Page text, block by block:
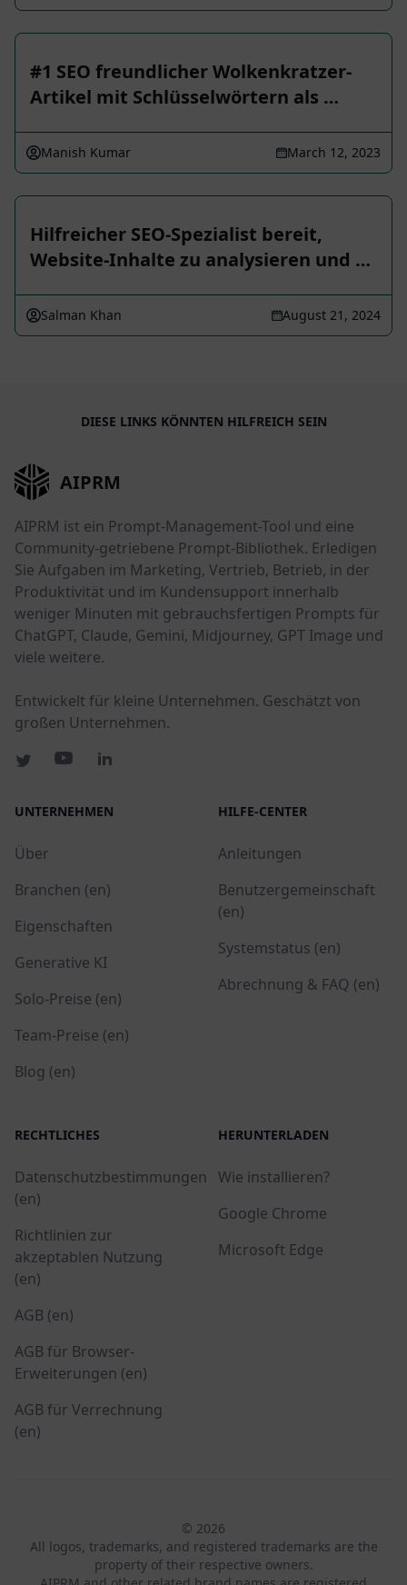
#1 SEO freundlicher Wolkenkratzer-
Artikel mit Schlüsselwörtern als …
Manish Kumar March 12, 2023
Hilfreicher SEO-Spezialist bereit,
Website-Inhalte zu analysieren und …
Salman Khan August 21, 2024
DIESE LINKS KÖNNTEN HILFREICH SEIN
AIPRM
AIPRM ist ein Prompt-Management-Tool und eine
Community-getriebene Prompt-Bibliothek. Erledigen
Sie Aufgaben im Marketing, Vertrieb, Betrieb, in der
Produktivität und im Kundensupport innerhalb
weniger Minuten mit gebrauchsfertigen Prompts für
ChatGPT, Claude, Gemini, Midjourney, GPT Image und
viele weitere.
Entwickelt für kleine Unternehmen. Geschätzt von
großen Unternehmen.
UNTERNEHMEN
Über
Branchen (en)
Eigenschaften
Generative KI
Solo-Preise (en)
Team-Preise (en)
Blog (en)
HILFE-CENTER
Anleitungen
Benutzergemeinschaft
(en)
Systemstatus (en)
Abrechnung & FAQ (en)
RECHTLICHES
Datenschutzbestimmungen
(en)
Richtlinien zur
akzeptablen Nutzung
(en)
AGB (en)
AGB für Browser-
Erweiterungen (en)
AGB für Verrechnung
(en)
HERUNTERLADEN
Wie installieren?
Google Chrome
Microsoft Edge
© 2026
All logos, trademarks, and registered trademarks are the
property of their respective owners.